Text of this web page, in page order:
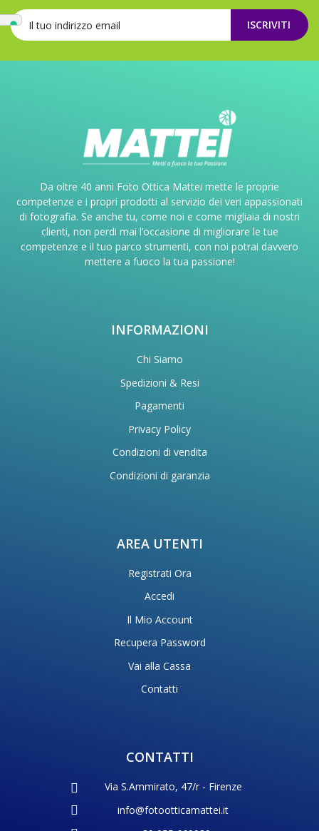
ISCRIVITI
Da oltre 40 anni Foto Ottica Mattei mette le proprie
competenze e i propri prodotti al servizio dei veri appassionati
di fotografia. Se anche tu, come noi e come migliaia di nostri
clienti, non perdi mai l’occasione di migliorare le tue
competenze e il tuo parco strumenti, con noi potrai davvero
mettere a fuoco la tua passione!
INFORMAZIONI
Chi Siamo
Spedizioni & Resi
Pagamenti
Privacy Policy
Condizioni di vendita
Condizioni di garanzia
AREA UTENTI
Registrati Ora
Accedi
Il Mio Account
Recupera Password
Vai alla Cassa
Contatti
CONTATTI
Via S.Ammirato, 47/r - Firenze
info@fotootticamattei.it